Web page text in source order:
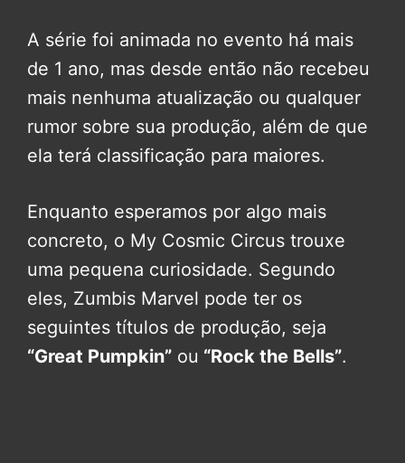
A série foi animada no evento há mais
de 1 ano, mas desde então não recebeu
mais nenhuma atualização ou qualquer
rumor sobre sua produção, além de que
ela terá classificação para maiores.
Enquanto esperamos por algo mais
concreto, o My Cosmic Circus trouxe
uma pequena curiosidade. Segundo
eles, Zumbis Marvel pode ter os
seguintes títulos de produção, seja
“Great Pumpkin” ou “Rock the Bells”.